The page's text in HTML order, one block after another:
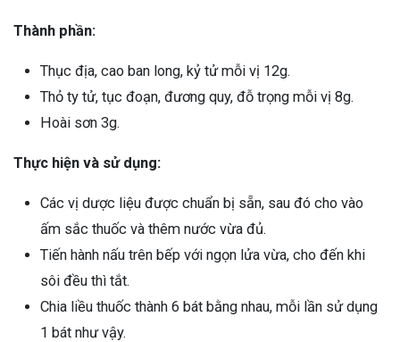
Thành phần:
Thục địa, cao ban long, kỷ tử mỗi vị 12g.
Thỏ ty tử, tục đoạn, đương quy, đỗ trọng mỗi vị 8g.
Hoài sơn 3g.
Thực hiện và sử dụng:
Các vị dược liệu được chuẩn bị sẵn, sau đó cho vào
ấm sắc thuốc và thêm nước vừa đủ.
Tiến hành nấu trên bếp với ngọn lửa vừa, cho đến khi
sôi đều thì tắt.
Chia liều thuốc thành 6 bát bằng nhau, mỗi lần sử dụng
1 bát như vậy.